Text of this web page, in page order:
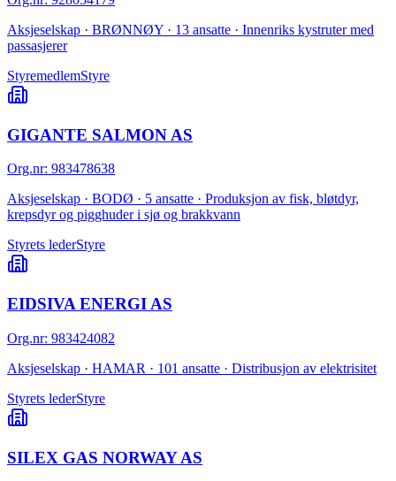
Aksjeselskap · BRØNNØY · 13 ansatte · Innenriks kystruter med
passasjerer
StyremedlemStyre
GIGANTE SALMON AS
Org.nr: 983478638
Aksjeselskap · BODØ · 5 ansatte · Produksjon av fisk, bløtdyr,
krepsdyr og pigghuder i sjø og brakkvann
Styrets lederStyre
EIDSIVA ENERGI AS
Org.nr: 983424082
Aksjeselskap · HAMAR · 101 ansatte · Distribusjon av elektrisitet
Styrets lederStyre
SILEX GAS NORWAY AS